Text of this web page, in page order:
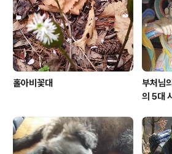
홀아비꽃대
부처님
의 5대